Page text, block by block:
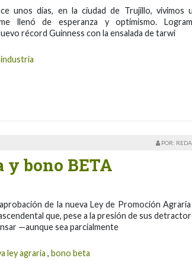
unos días, en la ciudad de Trujillo, vivimos
llenó de esperanza y optimismo.
récord Guinness con la ensalada de tarwi
POR:
bono BETA
de la nueva Ley de Promoción Agraria
que, pese a la presión de sus
—aunque sea parcialmente
ley agraria , bono beta